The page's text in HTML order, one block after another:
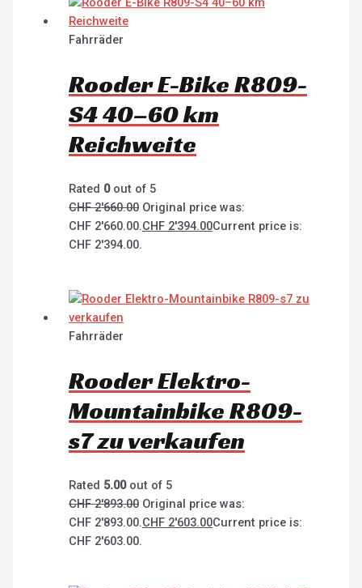
Fahrräder
Rooder E-Bike R809-
S4 40–60 km
Reichweite
Rated 0out of 5
CHF2'660.00 Original price was:
CHF 2'660.00.CHF 2'394.00Current price is:
CHF 2'394.00.
Fahrräder
Rooder Elektro-
Mountainbike R809-
s7 zu verkaufen
Rated 5.00out of 5
CHF2'893.00 Original price was:
CHF 2'893.00.CHF 2'603.00Current price is:
CHF 2'603.00.